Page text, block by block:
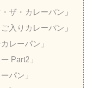
ザ・カレーパン」
入りカレーパン」
レーパン」
Part2」
パン」